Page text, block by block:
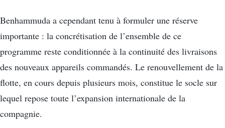
Benhammuda a cependant tenu à formuler une réserve
importante : la concrétisation de l’ensemble de ce
programme reste conditionnée à la continuité des livraisons
des nouveaux appareils commandés. Le renouvellement de la
flotte, en cours depuis plusieurs mois, constitue le socle sur
lequel repose toute l’expansion internationale de la
compagnie.